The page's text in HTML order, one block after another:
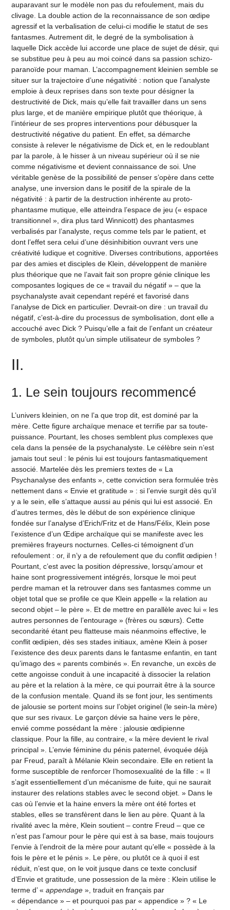
auparavant sur le modèle non pas du refoulement, mais du
clivage. La double action de la reconnaissance de son œdipe
agressif et la verbalisation de celui-ci modifie le statut de ses
fantasmes. Autrement dit, le degré de la symbolisation à
laquelle Dick accède lui accorde une place de sujet de désir, qui
se substitue peu à peu au moi coincé dans sa passion schizo-
paranoïde pour maman. L’accompagnement kleinien semble se
situer sur la trajectoire d’une négativité : notion que l’analyste
emploie à deux reprises dans son texte pour désigner la
destructivité de Dick, mais qu’elle fait travailler dans un sens
plus large, et de manière empirique plutôt que théorique, à
l’intérieur de ses propres interventions pour débusquer la
destructivité négative du patient. En effet, sa démarche
consiste à relever le négativisme de Dick et, en le redoublant
par la parole, à le hisser à un niveau supérieur où il se nie
comme négativisme et devient connaissance de soi. Une
véritable genèse de la possibilité de penser s’opère dans cette
analyse, une inversion dans le positif de la spirale de la
négativité : à partir de la destruction inhérente au proto-
phantasme mutique, elle atteindra l’espace de jeu (« espace
transitionnel », dira plus tard Winnicott) des phantasmes
verbalisés par l’analyste, reçus comme tels par le patient, et
dont l’effet sera celui d’une désinhibition ouvrant vers une
créativité ludique et cognitive. Diverses contributions, apportées
par des amies et disciples de Klein, développent de manière
plus théorique que ne l’avait fait son propre génie clinique les
composantes logiques de ce « travail du négatif » – que la
psychanalyste avait cependant repéré et favorisé dans
l’analyse de Dick en particulier. Devrait-on dire : un travail du
négatif, c’est-à-dire du processus de symbolisation, dont elle a
accouché avec Dick ? Puisqu’elle a fait de l’enfant un créateur
de symboles, plutôt qu’un simple utilisateur de symboles ?
II.
1. Le sein toujours recommencé
L’univers kleinien, on ne l’a que trop dit, est dominé par la
mère. Cette figure archaïque menace et terrifie par sa toute-
puissance. Pourtant, les choses semblent plus complexes que
cela dans la pensée de la psychanalyste. Le célèbre sein n’est
jamais tout seul : le pénis lui est toujours fantasmatiquement
associé. Martelée dès les premiers textes de « La
Psychanalyse des enfants », cette conviction sera formulée très
nettement dans « Envie et gratitude » : si l’envie surgit dès qu’il
y a le sein, elle s’attaque aussi au pénis qui lui est associé. En
d’autres termes, dès le début de son expérience clinique
fondée sur l’analyse d’Erich/Fritz et de Hans/Félix, Klein pose
l’existence d’un Œdipe archaïque qui se manifeste avec les
premières frayeurs nocturnes. Celles-ci témoignent d’un
refoulement : or, il n’y a de refoulement que du conflit œdipien !
Pourtant, c’est avec la position dépressive, lorsqu’amour et
haine sont progressivement intégrés, lorsque le moi peut
perdre maman et la retrouver dans ses fantasmes comme un
objet total que se profile ce que Klein appelle « la relation au
second objet – le père ». Et de mettre en parallèle avec lui « les
autres personnes de l’entourage » (frères ou sœurs). Cette
secondarité étant peu flatteuse mais néanmoins effective, le
conflit œdipien, dès ses stades initiaux, amène Klein à poser
l’existence des deux parents dans le fantasme enfantin, en tant
qu’imago des « parents combinés ». En revanche, un excès de
cette angoisse conduit à une incapacité à dissocier la relation
au père et la relation à la mère, ce qui pourrait être à la source
de la confusion mentale. Quand ils se font jour, les sentiments
de jalousie se portent moins sur l’objet originel (le sein-la mère)
que sur ses rivaux. Le garçon dévie sa haine vers le père,
envié comme possédant la mère : jalousie œdipienne
classique. Pour la fille, au contraire, « la mère devient le rival
principal ». L’envie féminine du pénis paternel, évoquée déjà
par Freud, paraît à Mélanie Klein secondaire. Elle en retient la
forme susceptible de renforcer l’homosexualité de la fille : « Il
s’agit essentiellement d’un mécanisme de fuite, qui ne saurait
instaurer des relations stables avec le second objet. » Dans le
cas où l’envie et la haine envers la mère ont été fortes et
stables, elles se transfèrent dans le lien au père. Quant à la
rivalité avec la mère, Klein soutient – contre Freud – que ce
n’est pas l’amour pour le père qui est à sa base, mais toujours
l’envie à l’endroit de la mère pour autant qu’elle « possède à la
fois le père et le pénis ». Le père, ou plutôt ce à quoi il est
réduit, n’est que, on le voit jusque dans ce texte conclusif
d’Envie et gratitude, une possession de la mère : Klein utilise le
terme d’ « appendage », traduit en français par
« dépendance » – et pourquoi pas par « appendice » ? « Le